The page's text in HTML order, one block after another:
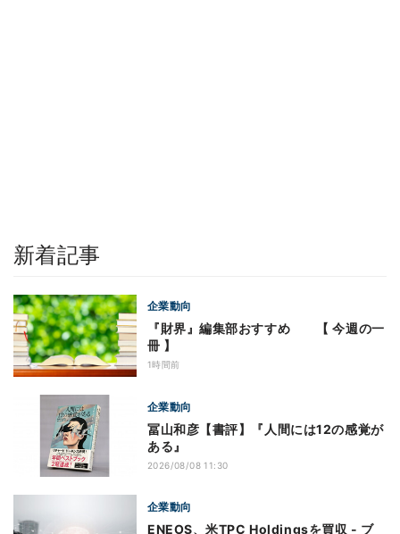
新着記事
企業動向
『財界』編集部おすすめ 【 今週の一
冊 】
1時間前
企業動向
冨山和彦【書評】『人間には12の感覚が
ある』
2026/08/08 11:30
企業動向
ENEOS、米TPC Holdingsを買収 - ブ